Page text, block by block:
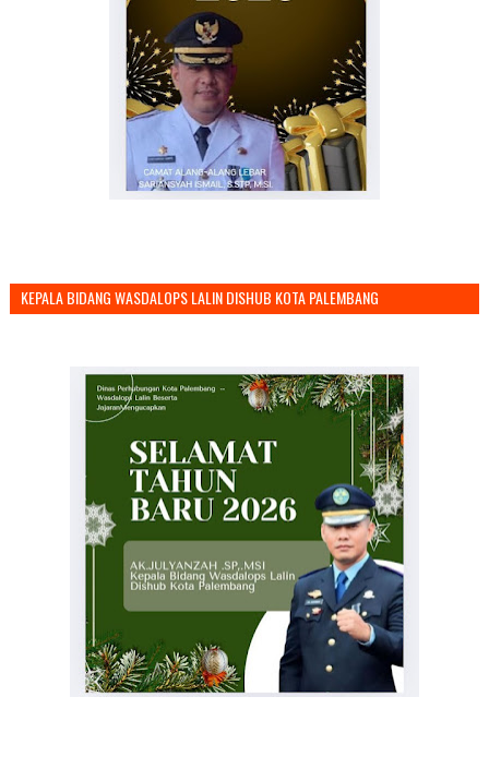
KEPALA BIDANG WASDALOPS LALIN DISHUB KOTA PALEMBANG